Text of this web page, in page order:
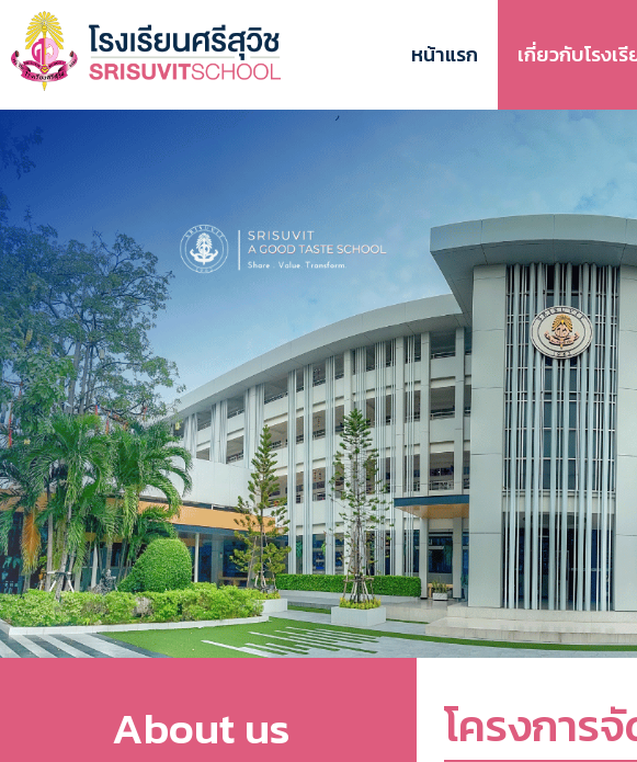
ข้าม
ยัง
เนื้อหา
หลัก
หน้าแรก เกี่ยวกับโรงเ
About us โครงการ